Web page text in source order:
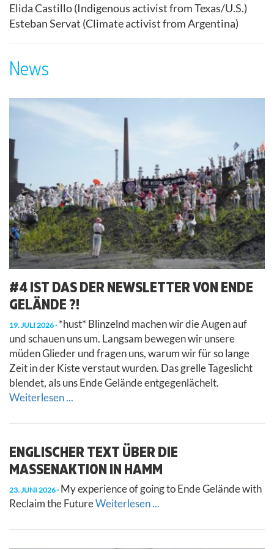
Elida Castillo (Indigenous activist from Texas/U.S.)
Esteban Servat (Climate activist from Argentina)
News
#4 IST DAS DER NEWSLETTER VON ENDE
GELÄNDE ?!
19. JULI 2026 *hust* Blinzelnd machen wir die Augen auf
und schauen uns um. Langsam bewegen wir unsere
müden Glieder und fragen uns, warum wir für so lange
Zeit in der Kiste verstaut wurden. Das grelle Tageslicht
blendet, als uns Ende Gelände entgegenlächelt.
Weiterlesen ...
ENGLISCHER TEXT ÜBER DIE
MASSENAKTION IN HAMM
23. JUNI 2026 My experience of going to Ende Gelände with
Reclaim the FutureWeiterlesen ...